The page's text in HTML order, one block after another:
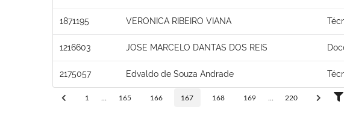
1871195 VERONICA RIBEIRO VIANA
1216603 JOSE MARCELO DANTAS DOS REIS
2175057 Edvaldo de Souza Andrade
1 165 166 167 168 169 220